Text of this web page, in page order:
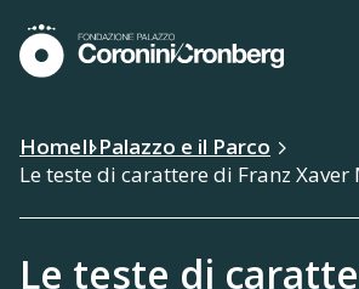
HomeIl Palazzo e il Parco
Le teste di carattere di Franz
Le teste di